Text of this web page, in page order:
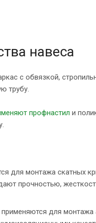
навеса
с обвязкой,
трубу.
профнастил и
для монтажа скатных
прочностью,
для